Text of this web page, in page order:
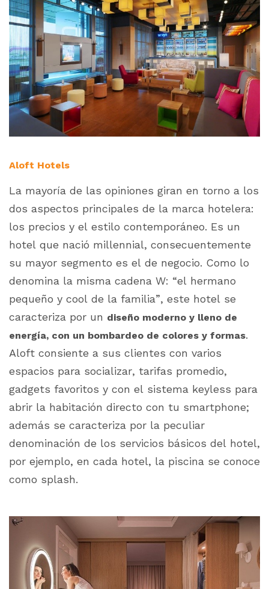
Aloft Hotels
La mayoría de las opiniones giran en torno a los
dos aspectos principales de la marca hotelera:
los precios y el estilo contemporáneo. Es un
hotel que nació millennial, consecuentemente
su mayor segmento es el de negocio. Como lo
denomina la misma cadena W: “el hermano
pequeño y cool de la familia”, este hotel se
caracteriza por un diseño moderno y lleno de
energía, con un bombardeo de colores y formas.
Aloft consiente a sus clientes con varios
espacios para socializar, tarifas promedio,
gadgets favoritos y con el sistema keyless para
abrir la habitación directo con tu smartphone;
además se caracteriza por la peculiar
denominación de los servicios básicos del hotel,
por ejemplo, en cada hotel, la piscina se conoce
como splash.